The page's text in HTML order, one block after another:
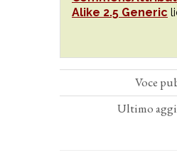
Alike 2.5 Generic
Voce
Ultimo